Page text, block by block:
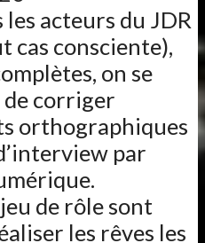
acteurs du JDR
cas consciente),
on se
de corriger
orthographiques
par
de rôle sont
les rêves les